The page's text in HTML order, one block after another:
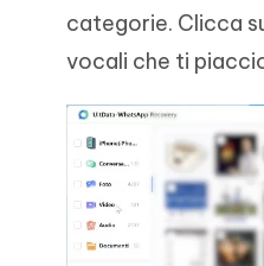
categorie. Clicca
vocali che ti